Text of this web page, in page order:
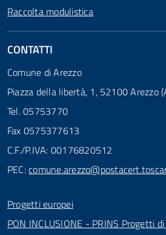
Raccolta modulistica
CONTATTI
Comune di Arezzo
Piazza della libertà, 1, 52100 Arezzo
Tel. 05753770
Fax 0575377613
C.F./P.IVA: 00176820512
PEC:
Progetti europei
PON INCLUSIONE - PRINS Progetti